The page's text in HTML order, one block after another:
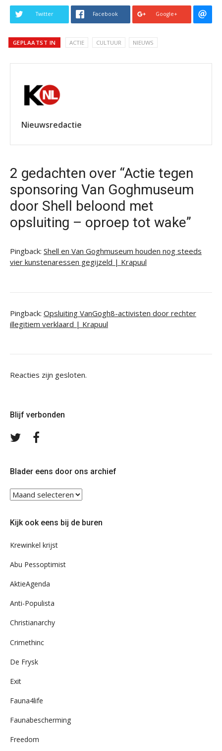
Twitter Facebook Google+
GEPLAATST IN ACTIE CULTUUR NIEUWS
Nieuwsredactie
2 gedachten over “Actie tegen
sponsoring Van Goghmuseum
door Shell beloond met
opsluiting – oproep tot wake”
Pingback: Shell en Van Goghmuseum houden nog steeds
vier kunstenaressen gegijzeld | Krapuul
Pingback: Opsluiting VanGogh8-activisten door rechter
illegitiem verklaard | Krapuul
Reacties zijn gesloten.
Blijf verbonden
Volg
Blader eens door ons archief
Blader
eens
ons
Kijk ook eens bij de buren
Krewinkel krijst
Abu Pessoptimist
AktieAgenda
Anti-Populista
Christianarchy
Crimethinc
De Frysk
Exit
Fauna4life
Faunabescherming
Freedom